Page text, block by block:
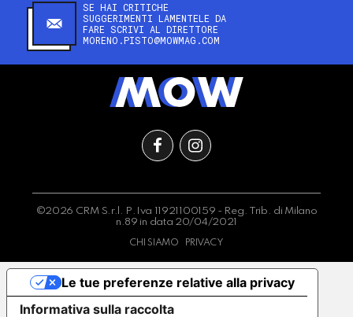
SE HAI CRITICHE
SUGGERIMENTI LAMENTELE DA
FARE SCRIVI AL DIRETTORE
MORENO.PISTO@MOWMAG.COM
©2026 CRM S.r.l. P.Iva 11921100159 - Reg. Trib. di Milano
n.89 in data 20/04/2021
CHI SIAMO PRIVACY
Informativa sulla raccolta
Le tue preferenze relative alla privacy